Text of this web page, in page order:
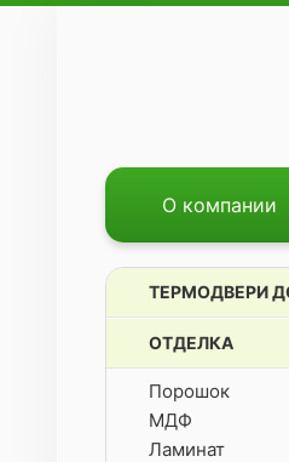
О компании
ТЕРМОДВЕРИ
ОТДЕЛКА
Порошок
МДФ
Ламинат